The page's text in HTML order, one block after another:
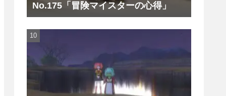
No.175「冒険マイスターの心得」